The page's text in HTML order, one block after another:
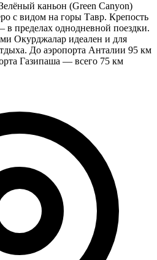
каньон (Green Canyon)
с видом на горы Тавр. Крепость
пределах однодневной поездки.
Окурджалар идеален и для
До аэропорта Анталии 95 км
Газипаша — всего 75 км